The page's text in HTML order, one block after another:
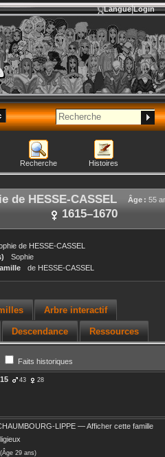
Langue Login
Recherche Histoires
de HESSE-CASSEL Âge : 55
1615–1670
de HESSE-CASSEL
Sophie
de HESSE-CASSEL
Arbre interactif
Descendance Ressources
Faits historiques
43 28
LIPPE —Afficher cette famille
(Âge 29 ans)